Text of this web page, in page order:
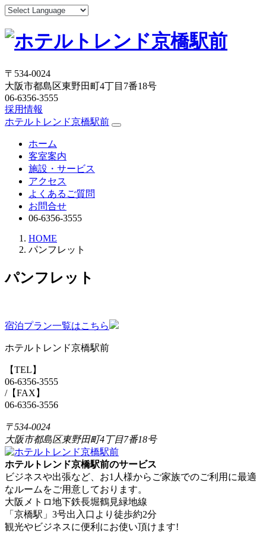
〒534-0024
大阪市都島区東野田町4丁目7番18号
06-6356-3555
採用情報
ホテルトレンド京橋駅前
ホーム
客室案内
施設・サービス
アクセス
よくあるご質問
お問合せ
06-6356-3555
HOME
パンフレット
パンフレット
宿泊プラン一覧はこちら
ホテルトレンド京橋駅前
【TEL】
06-6356-3555
/【FAX】
06-6356-3556
〒534-0024
大阪市都島区東野田町4丁目7番18号
ホテルトレンド京橋駅前のサービス
ビジネスや出張など、お1人様からご家族でのご利用に最適
なルームをご用意しております。
大阪メトロ地下鉄長堀鶴見緑地線
「京橋駅」3号出入口より徒歩約2分
観光やビジネスに便利にお使い頂けます!